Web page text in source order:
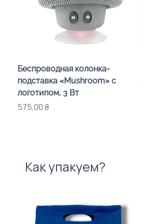
Беспроводная колонка-
подставка «Mushroom» с
логотипом, 3 Вт
Цена
575,00 ₴
Как упакуем?